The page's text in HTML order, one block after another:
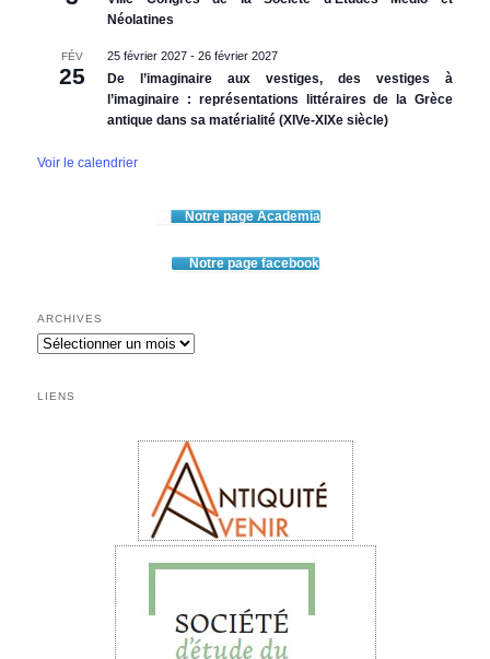
Néolatines
FÉV
25
25 février 2027 -26 février 2027
De l’imaginaire aux vestiges, des vestiges à
l’imaginaire : représentations littéraires de la Grèce
antique dans sa matérialité (XIVe-XIXe siècle)
Voir le calendrier
Notre page Academia
Notre page facebook
ARCHIVES
Archives
LIENS